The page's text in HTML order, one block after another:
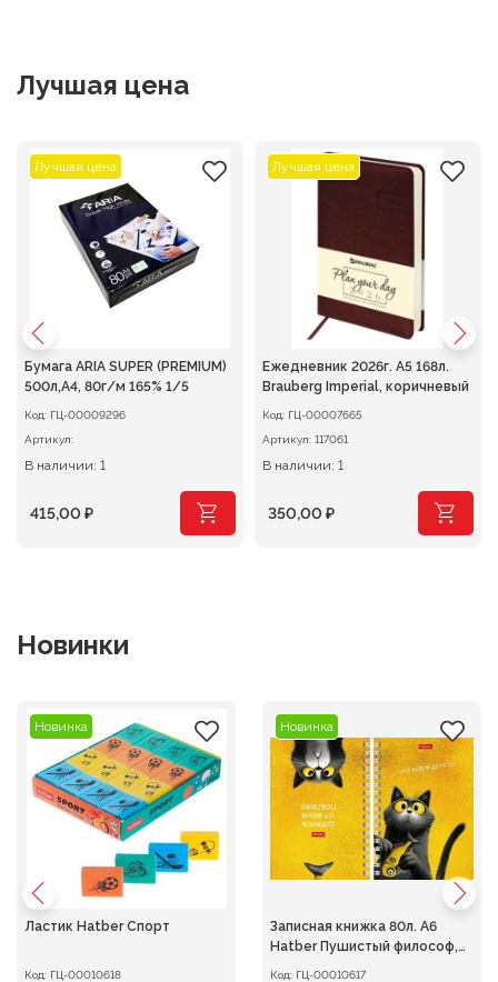
Лучшая цена
Лучшая цена
Бумага ARIA SUPER (PREMIUM)
500л,A4, 80г/м 165% 1/5
Код: ГЦ-00009296
Артикул:
В наличии: 1
415,00 ₽
Лучшая цена
Ежедневник 2026г. А5 168л.
Brauberg Imperial, коричневый
Код: ГЦ-00007665
Артикул: 117061
В наличии: 1
350,00 ₽
Новинки
Новинка
Ластик Hatber Спорт
Код: ГЦ-00010618
Новинка
Записная книжка 80л. А6
Hatber Пушистый философ,
клетка на гребне
Код: ГЦ-00010617